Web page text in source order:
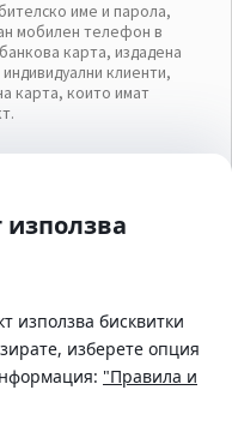
използва бисквитки
изберете опция
"Правила и
име и парола,
мобилен телефон в
карта, издадена
клиенти,
карта, които имат